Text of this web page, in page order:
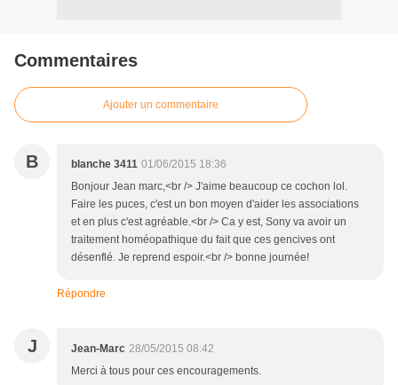
Commentaires
Ajouter un commentaire
B blanche 3411 01/06/2015 18:36
Bonjour Jean marc,<br /> J'aime beaucoup ce cochon lol.
Faire les puces, c'est un bon moyen d'aider les associations
et en plus c'est agréable.<br /> Ca y est, Sony va avoir un
traitement homéopathique du fait que ces gencives ont
désenflé. Je reprend espoir.<br /> bonne journée!
Répondre
J Jean-Marc 28/05/2015 08:42
Merci à tous pour ces encouragements.